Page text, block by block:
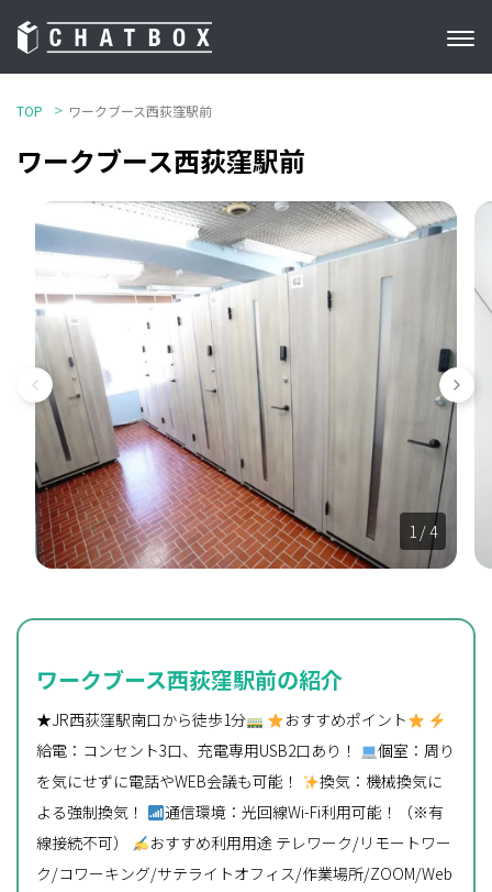
TOP ワークブース西荻窪駅前
ワークブース西荻窪駅前
1 / 4
ワークブース西荻窪駅前の紹介
★JR西荻窪駅南口から徒歩1分
おすすめポイント
給電：コンセント3口、充電専用USB2口あり！
個室：周り
を気にせずに電話やWEB会議も可能！
換気：機械換気に
よる強制換気！
通信環境：光回線Wi-Fi利用可能！（※有
線接続不可）
おすすめ利用用途 テレワーク/リモートワー
ク/コワーキング/サテライトオフィス/作業場所/ZOOM/Web